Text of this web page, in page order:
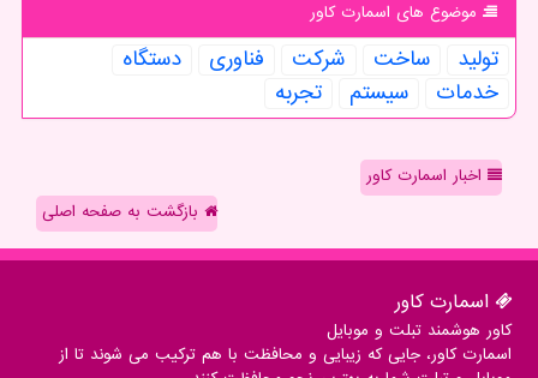
موضوع های اسمارت كاور
تولید ساخت شركت فناوری
دستگاه
خدمات
سیستم تجربه
اخبار اسمارت کاور
بازگشت به صفحه اصلی
اسمارت كاور
کاور هوشمند تبلت و موبایل
اسمارت کاور، جایی که زیبایی و محافظت با هم ترکیب می شوند تا از